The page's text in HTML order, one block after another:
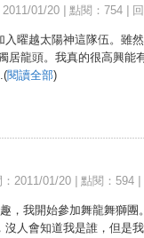
01/20 點閱：754
曜越太陽神這隊伍。雖
居龍頭。我真的很高興能
閱讀全部)
2011/01/20 點閱：594
，我開始參加舞龍舞獅
沒人會知道我是誰，但是